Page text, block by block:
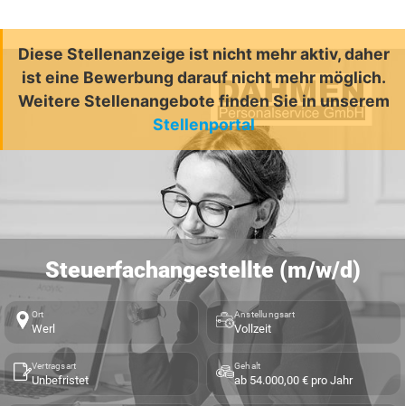
Diese Stellenanzeige ist nicht mehr aktiv, daher
ist eine Bewerbung darauf nicht mehr möglich.
Weitere Stellenangebote finden Sie in unserem
Stellenportal
Steuerfachangestellte (m/w/d)
Ort
Werl
Anstellungsart
Vollzeit
Vertragsart
Unbefristet
Gehalt
ab 54.000,00 € pro Jahr